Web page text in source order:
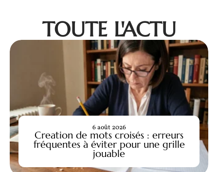
TOUTE L'ACTU
Creation de mots croisés : erreurs
fréquentes à éviter pour une grille
jouable
6 août 2026